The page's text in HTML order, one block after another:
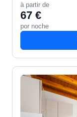
pequeña…
à partir de
67 €
por noche